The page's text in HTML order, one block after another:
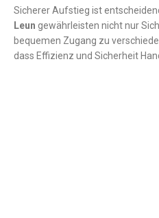
Sicherer Aufstieg ist
Leun gewährleisten nicht nur
bequemen Zugang zu
dass Effizienz und Sicherheit